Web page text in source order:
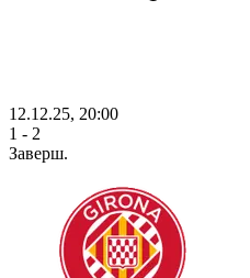
12.12.25, 20:00
1 - 2
Заверш.